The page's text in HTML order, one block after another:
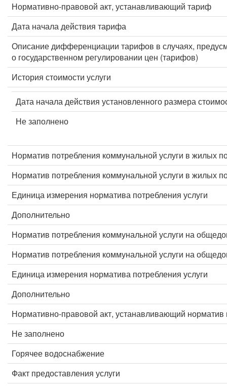
Нормативно-правовой акт, устанавливающий тариф
Дата начала действия тарифа
Описание дифференциации тарифов в случаях,
о государственном регулировании цен (тарифов)
История стоимости услуги
Дата начала действия установленного размера
Не заполнено
Норматив потребления коммунальной услуги в жилых
Норматив потребления коммунальной услуги в жилых
Единица измерения норматива потребления услуги
Дополнительно
Норматив потребления коммунальной услуги на
Норматив потребления коммунальной услуги на
Единица измерения норматива потребления услуги
Дополнительно
Нормативно-правовой акт, устанавливающий норматив
Не заполнено
Горячее водоснабжение
Факт предоставления услуги